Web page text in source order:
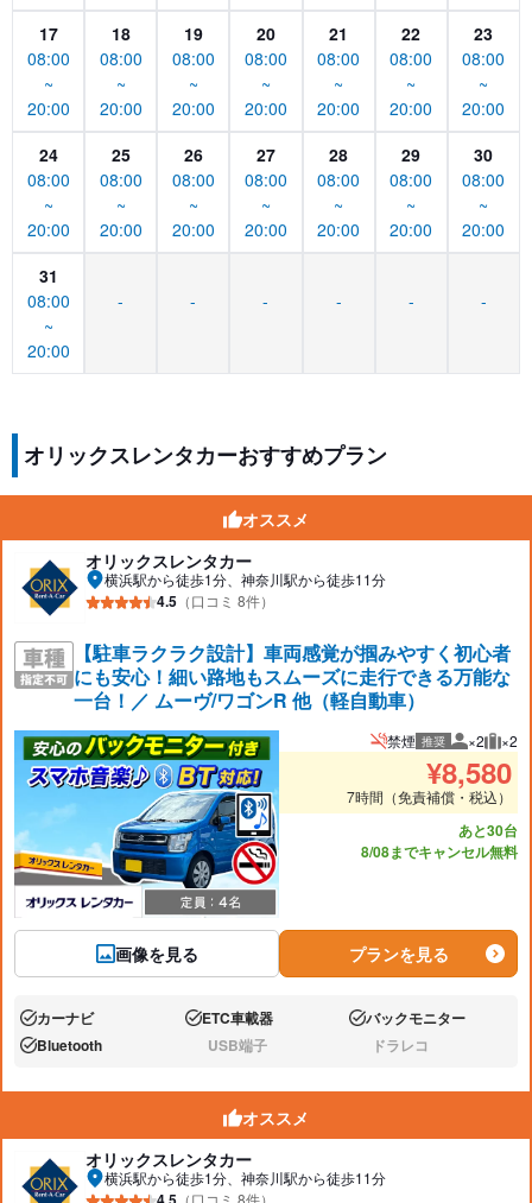
17
08:00
~
20:00
18
08:00
~
20:00
19
08:00
~
20:00
20
08:00
~
20:00
21
08:00
~
20:00
22
08:00
~
20:00
23
08:00
~
20:00
24
08:00
~
20:00
25
08:00
~
20:00
26
08:00
~
20:00
27
08:00
~
20:00
28
08:00
~
20:00
29
08:00
~
20:00
30
08:00
~
20:00
31
08:00
~
20:00
- - - - - -
オリックスレンタカーおすすめプラン
オススメ
オリックスレンタカー
横浜駅から徒歩1分、神奈川駅から徒歩11分
4.5 （口コミ 8件）
【駐車ラクラク設計】車両感覚が掴みやすく初心者
にも安心！細い路地もスムーズに走行できる万能な
一台！／ ムーヴ/ワゴンR 他（軽自動車）
画像を見る
禁煙 推奨 推奨人数
×2 推奨
×2
¥8,580
7時間（免責補償・税込）
あと30台
8/08までキャンセル無料
プランを見る
あり:カーナビ あり:ETC車載器 あり:バックモニター
あり:Bluetooth なし:USB端子 なし:ドラレコ
オススメ
オリックスレンタカー
横浜駅から徒歩1分、神奈川駅から徒歩11分